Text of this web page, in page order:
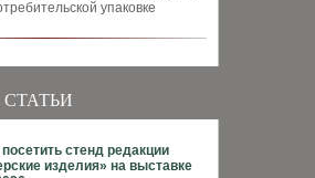
упаковке
стенд редакции
изделия» на выставке